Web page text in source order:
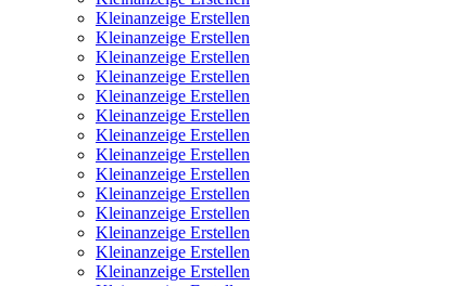
Kleinanzeige Erstellen
Kleinanzeige Erstellen
Kleinanzeige Erstellen
Kleinanzeige Erstellen
Kleinanzeige Erstellen
Kleinanzeige Erstellen
Kleinanzeige Erstellen
Kleinanzeige Erstellen
Kleinanzeige Erstellen
Kleinanzeige Erstellen
Kleinanzeige Erstellen
Kleinanzeige Erstellen
Kleinanzeige Erstellen
Kleinanzeige Erstellen